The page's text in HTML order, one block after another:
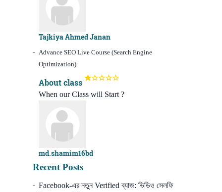
Tajkiya Ahmed Janan
Advance SEO Live Course (Search Engine
Optimization)
About class
When our Class will Start ?
md.shamim16bd
Recent Posts
Facebook-এর নতুন Verified ব্যাজ: ভিডিও সেলফি